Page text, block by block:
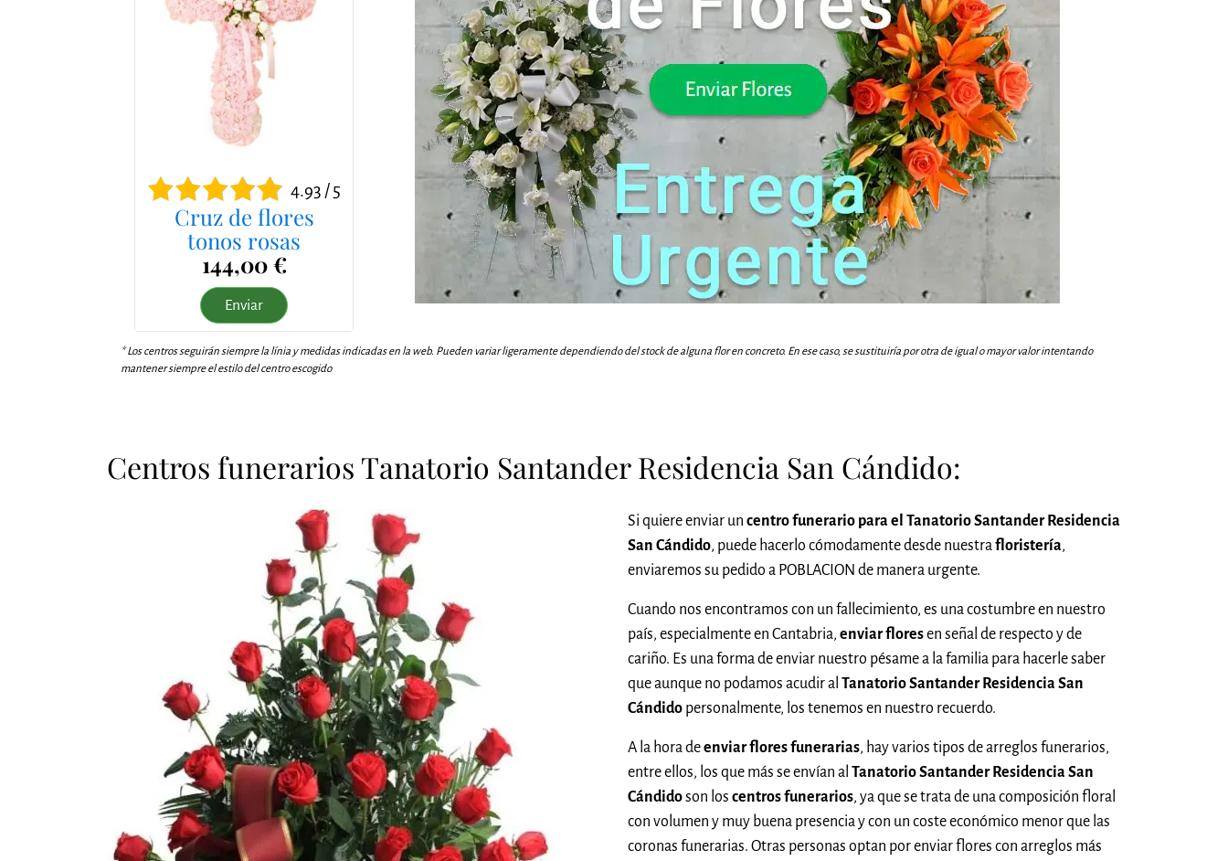
4.93 / 5
Cruz de flores
tonos rosas
144,00 €
Enviar
* Los centros seguirán siempre la línia y medidas indicadas en la web. Pueden variar ligeramente dependiendo del stock de alguna flor en concreto. En ese caso, se sustituiría por otra de igual o mayor valor intentando
mantener siempre el estilo del centro escogido
Centros funerarios Tanatorio Santander Residencia San Cándido:
Si quiere enviar un centro funerario para el Tanatorio Santander Residencia
San Cándido, puede hacerlo cómodamente desde nuestrafloristería,
enviaremos su pedido a POBLACION de manera urgente.
Cuando nos encontramos con un fallecimiento, es una costumbre en nuestro
país, especialmente en Cantabria, enviar floresen señal de respecto y de
cariño. Es una forma de enviar nuestro pésame a la familia para hacerle saber
que aunque no podamos acudir al Tanatorio Santander Residencia San
Cándido personalmente, los tenemos en nuestro recuerdo.
A la hora deenviar flores funerarias, hay varios tipos de arreglos funerarios,
entre ellos, los que más se envían al Tanatorio Santander Residencia San
Cándidoson los centros funerarios, ya que se trata de una composición floral
con volumen y muy buena presencia y con un coste económico menor que las
coronas funerarias. Otras personas optan por enviar flores con arreglos más